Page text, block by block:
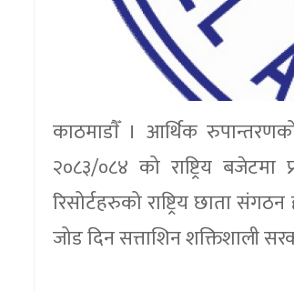
काठमाडाैँ । आर्थिक
२०८३/०८४ को राष्ट्रिय
रिसोर्टहरुको राष्ट्रिय छाता
जोड दिन सत्ताशिन शक्तिशाली